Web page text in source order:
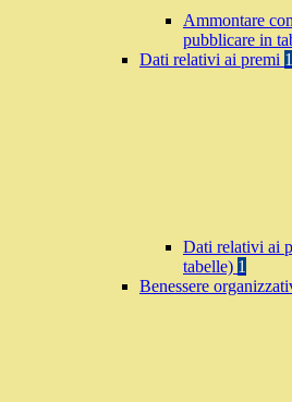
Ammontare
pubblicare in
Dati relativi ai premi 1
Dati relativi ai
tabelle) 1
Benessere